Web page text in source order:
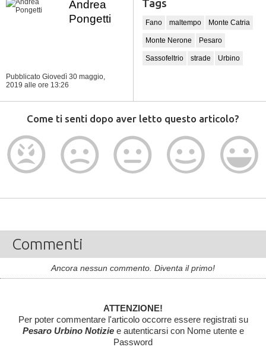
Andrea
Pongetti
Pubblicato Giovedì 30 maggio,
2019 alle ore 13:26
Tags
Fano maltempo Monte Catria
Monte Nerone Pesaro
Sassofeltrio strade Urbino
Come ti senti dopo aver letto questo articolo?
Commenti
Ancora nessun commento. Diventa il primo!
ATTENZIONE!
Per poter commentare l'articolo occorre essere registrati su
Pesaro Urbino Notiziee autenticarsi con Nome utente e
Password